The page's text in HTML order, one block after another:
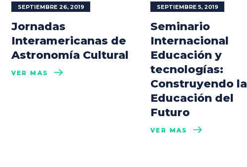
SEPTIEMBRE 26, 2019
Jornadas
Interamericanas de
Astronomía Cultural
VER MÁS
SEPTIEMBRE 5, 2019
Seminario
Internacional
Educación y
tecnologías:
Construyendo la
Educación del
Futuro
VER MÁS